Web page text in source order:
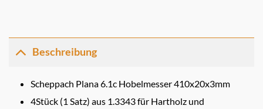
Beschreibung
Scheppach Plana 6.1c Hobelmesser 410x20x3mm
4Stück (1 Satz) aus 1.3343 für Hartholz und